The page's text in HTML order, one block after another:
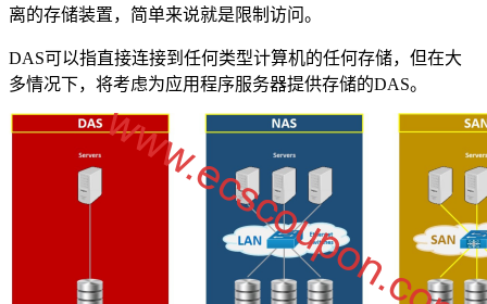
离的存储装置，简单来说就是限制访问。
DAS可以指直接连接到任何类型计算机的任何存储，但在大
多情况下，将考虑为应用程序服务器提供存储的DAS。